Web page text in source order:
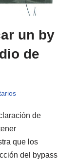
un by
de
de
que los
del bypass